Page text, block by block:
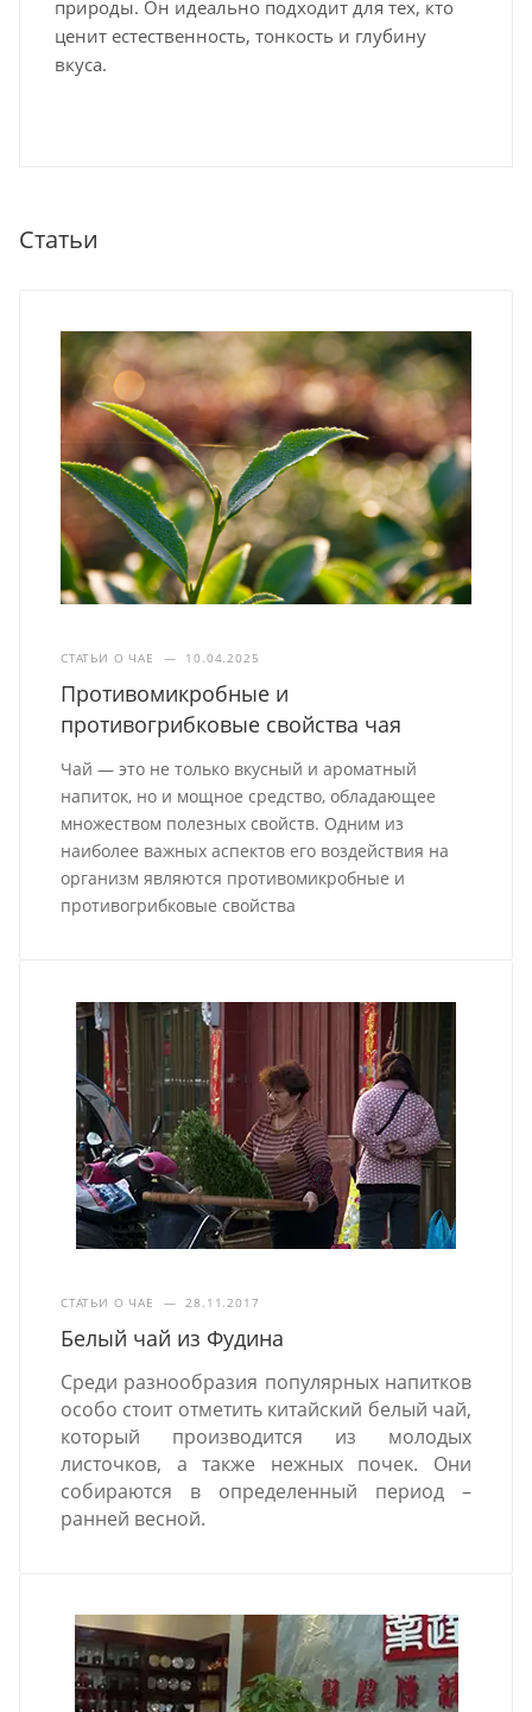
природы. Он идеально подходит для тех, кто
ценит естественность, тонкость и глубину
вкуса.
Статьи
СТАТЬИ О ЧАЕ — 10.04.2025
Противомикробные и
противогрибковые свойства чая
Чай — это не только вкусный и ароматный
напиток, но и мощное средство, обладающее
множеством полезных свойств. Одним из
наиболее важных аспектов его воздействия на
организм являются противомикробные и
противогрибковые свойства
СТАТЬИ О ЧАЕ — 28.11.2017
Белый чай из Фудина
Среди разнообразия популярных напитков
особо стоит отметить китайский белый чай,
который производится из молодых
листочков, а также нежных почек. Они
собираются в определенный период –
ранней весной.